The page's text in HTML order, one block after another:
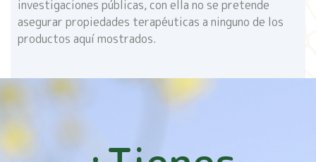
investigaciones públicas, con ella no se pretende
asegurar propiedades terapéuticas a ninguno de los
productos aquí mostrados.